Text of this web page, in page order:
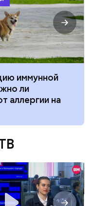
иммунной
ли
аллергии на